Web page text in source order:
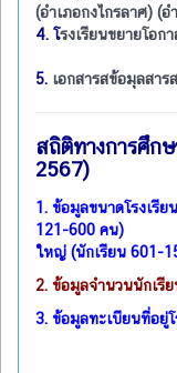
(อำเภอกงไกรลาศ) (
4. โรงเรียนขยายโอกา
5. เอกสารสข้อมุลสา
สถิติทางการศึก
2567)
1. ข้อมูลขนาดโรงเรีย
121-600 คน)
ใหญ่ (นักเรียน 601-
2. ข้อมูลจำนวนนักเรี
3. ข้อมูลทะเบียนที่อยู่โ